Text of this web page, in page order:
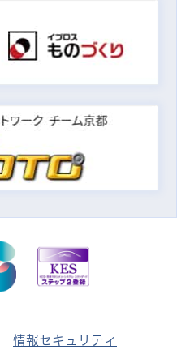
情報セキュリティ